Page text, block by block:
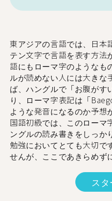
東アジアの言語では、日本
テン文字で言語を表す方法
語にもローマ字のようなも
ルが読めない人には大きな
ば、ハングルで「お腹がす
り、ローマ字表記は「
ような発音になるのか予想
国語初級では、このローマ
ングルの読み書きをしっか
勉強においてとても大切で
せんが、ここであきらめず
スタ